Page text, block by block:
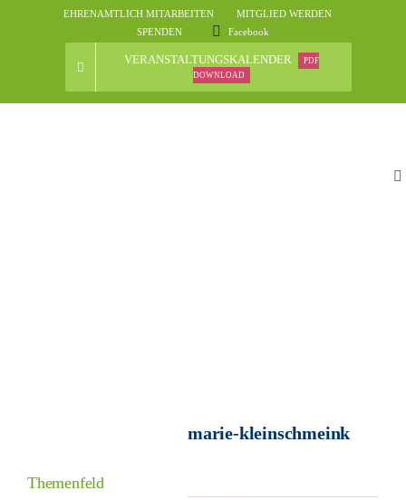
EHRENAMTLICH MITARBEITEN
MITGLIED WERDEN
SPENDEN
Facebook
VERANSTALTUNGSKALENDER
PDF
DOWNLOAD
marie-kleinschmeink
Themenfeld